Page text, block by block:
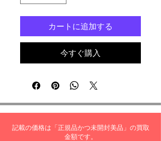
カートに追加する
今すぐ購入
記載の価格は「正規品かつ未開封美品」の買取
金額です。